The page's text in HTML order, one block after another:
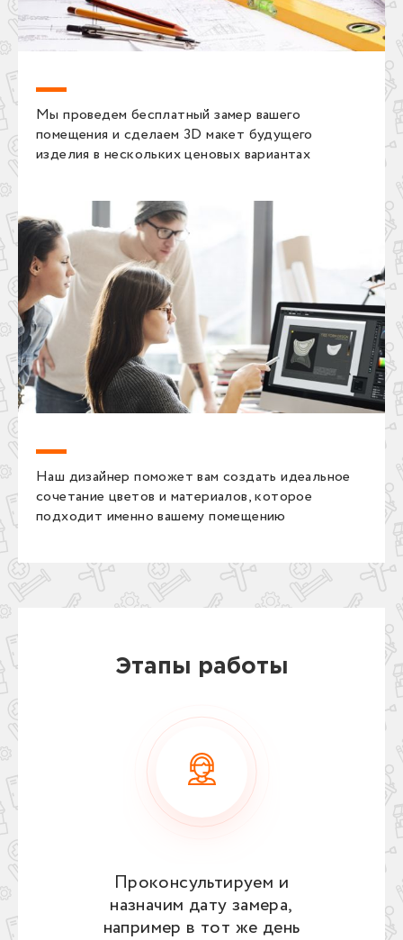
Мы проведем бесплатный замер вашего
помещения и сделаем 3D макет будущего
изделия в нескольких ценовых вариантах
Наш дизайнер поможет вам создать идеальное
сочетание цветов и материалов, которое
подходит именно вашему помещению
Этапы работы
Проконсультируем и
назначим дату замера,
например в тот же день